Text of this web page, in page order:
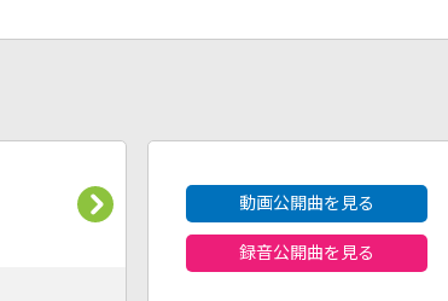
動画公開曲を見る
録音公開曲を見る